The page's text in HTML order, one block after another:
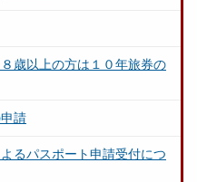
歳以上の方は１０年旅券の
請
るパスポート申請受付につ